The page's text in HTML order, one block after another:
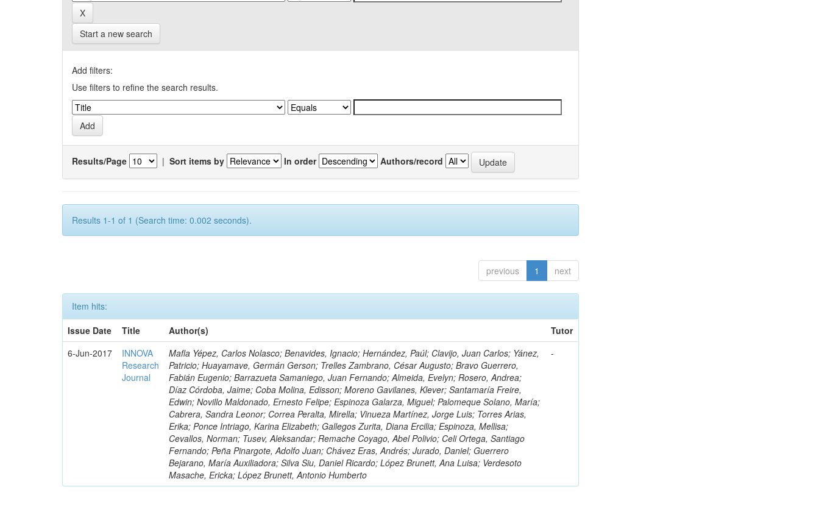
Start a new search
Add filters:
Use filters to refine the search results.
Results/Page | Sort items by In order Authors/record
Results 1-1 of 1 (Search time: 0.002 seconds).
previous 1 next
Item hits:
Issue Date
Title Author(s)
Tutor
6-Jun-2017
INNOVA
Research
Journal
Mafla Yépez, Carlos Nolasco; Benavides, Ignacio; Hernández, Paúl; Clavijo, Juan Carlos; Yánez,
Patricio; Huayamave, Germán Gerson; Trelles Zambrano, César Augusto; Bravo Guerrero,
Fabián Eugenio; Barrazueta Samaniego, Juan Fernando; Almeida, Evelyn; Rosero, Andrea;
Díaz Córdoba, Jaime; Coba Molina, Edisson; Moreno Gavilanes, Klever; Santamaría Freire,
Edwin; Novillo Maldonado, Ernesto Felipe; Espinoza Galarza, Miguel; Palomeque Solano, María;
Cabrera, Sandra Leonor; Correa Peralta, Mirella; Vinueza Martínez, Jorge Luis; Torres Arias,
Erika; Ponce Intriago, Karina Elizabeth; Gallegos Zurita, Diana Ercilia; Espinoza, Mellisa;
Cevallos, Norman; Tusev, Aleksandar; Remache Coyago, Abel Polivio; Celi Ortega, Santiago
Fernando; Peña Pinargote, Adolfo Juan; Chávez Eras, Andrés; Jurado, Daniel; Guerrero
Bejarano, María Auxiliadora; Silva Siu, Daniel Ricardo; López Brunett, Ana Luisa; Verdesoto
Masache, Ericka; López Brunett, Antonio Humberto
-